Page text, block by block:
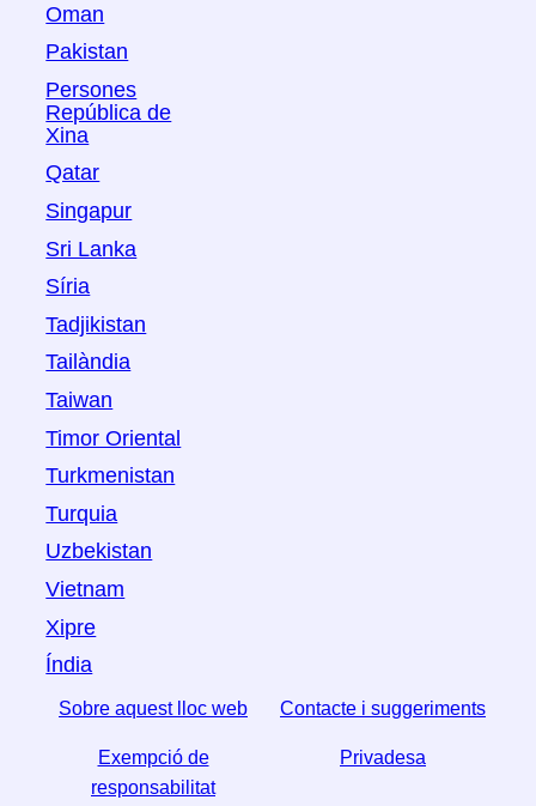
Oman
Pakistan
Persones
República de
Xina
Qatar
Singapur
Sri Lanka
Síria
Tadjikistan
Tailàndia
Taiwan
Timor Oriental
Turkmenistan
Turquia
Uzbekistan
Vietnam
Xipre
Índia
Sobre aquest lloc web Contacte i suggeriments
Exempció de
responsabilitat
Privadesa